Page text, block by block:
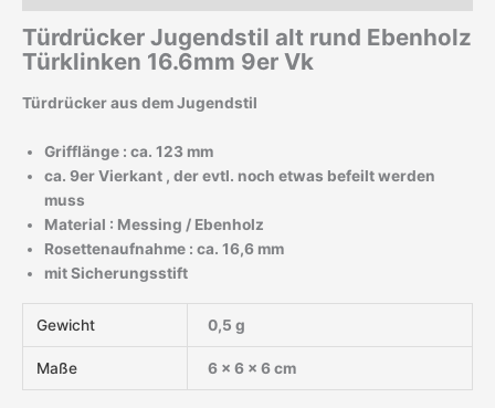
Türdrücker Jugendstil alt rund Ebenholz
Türklinken 16.6mm 9er Vk
Türdrücker aus dem Jugendstil
Grifflänge : ca. 123 mm
ca. 9er Vierkant , der evtl. noch etwas befeilt werden
muss
Material : Messing / Ebenholz
Rosettenaufnahme : ca. 16,6 mm
mit Sicherungsstift
Gewicht 0,5 g
Maße 6 × 6 × 6 cm